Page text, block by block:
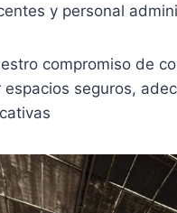
y personal
compromiso de
seguros,